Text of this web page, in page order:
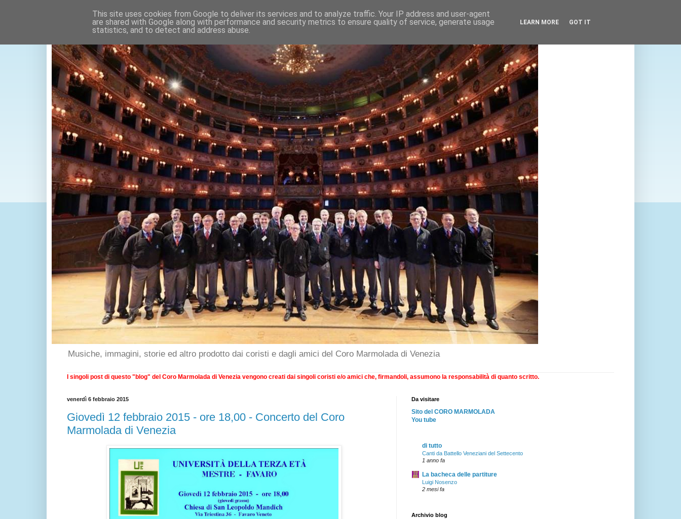
Musiche, immagini, storie ed altro prodotto dai coristi e dagli amici del Coro Marmolada di Venezia
I singoli post di questo "blog" del Coro Marmolada di Venezia vengono creati dai singoli coristi e/o amici che, firmandoli, assumono la responsabilità di quanto scritto.
venerdì 6 febbraio 2015
Giovedì 12 febbraio 2015 - ore 18,00 - Concerto del Coro
Marmolada di Venezia
Da visitare
Sito del CORO MARMOLADA
You tube
di tutto
Canti da Battello Veneziani del Settecento
1 anno fa
La bacheca delle partiture
Luigi Nosenzo
2 mesi fa
Archivio blog
This site uses cookies from Google to deliver its services and to analyze traffic. Your IP address and user-agent
are shared with Google along with performance and security metrics to ensure quality of service, generate usage
statistics, and to detect and address abuse.
LEARN MORE GOT IT